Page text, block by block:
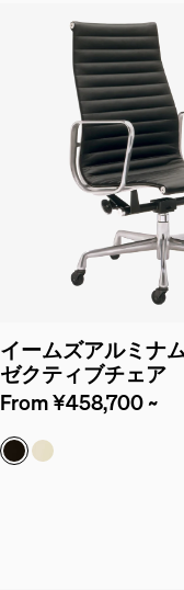
イームズアルミナ
ゼクティブチェア
From ¥458,700 ~
皮革 & ブラック
皮革 & アイボリー